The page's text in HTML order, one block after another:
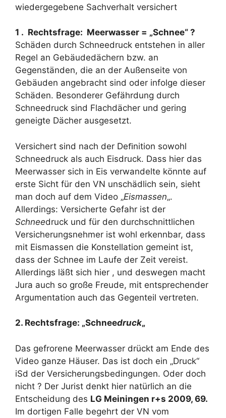
wiedergegebene Sachverhalt versichert
1 . Rechtsfrage: Meerwasser = „Schnee“ ?
Schäden durch Schneedruck entstehen in aller
Regel an Gebäudedächern bzw. an
Gegenständen, die an der Außenseite von
Gebäuden angebracht sind oder infolge dieser
Schäden. Besonderer Gefährdung durch
Schneedruck sind Flachdächer und gering
geneigte Dächer ausgesetzt.
Versichert sind nach der Deﬁnition sowohl
Schneedruck als auch Eisdruck. Dass hier das
Meerwasser sich in Eis verwandelte könnte auf
erste Sicht für den VN unschädlich sein, sieht
man doch auf dem Video „Eismassen„.
Allerdings: Versicherte Gefahr ist der
Schneedruck und für den durchschnittlichen
Versicherungsnehmer ist wohl erkennbar, dass
mit Eismassen die Konstellation gemeint ist,
dass der Schnee im Laufe der Zeit vereist.
Allerdings läßt sich hier , und deswegen macht
Jura auch so große Freude, mit entsprechender
Argumentation auch das Gegenteil vertreten.
2. Rechtsfrage: „Schneedruck„
Das gefrorene Meerwasser drückt am Ende des
Video ganze Häuser. Das ist doch ein „Druck“
iSd der Versicherungsbedingungen. Oder doch
nicht ? Der Jurist denkt hier natürlich an die
Entscheidung des LG Meiningen r+s 2009, 69.
Im dortigen Falle begehrt der VN vom